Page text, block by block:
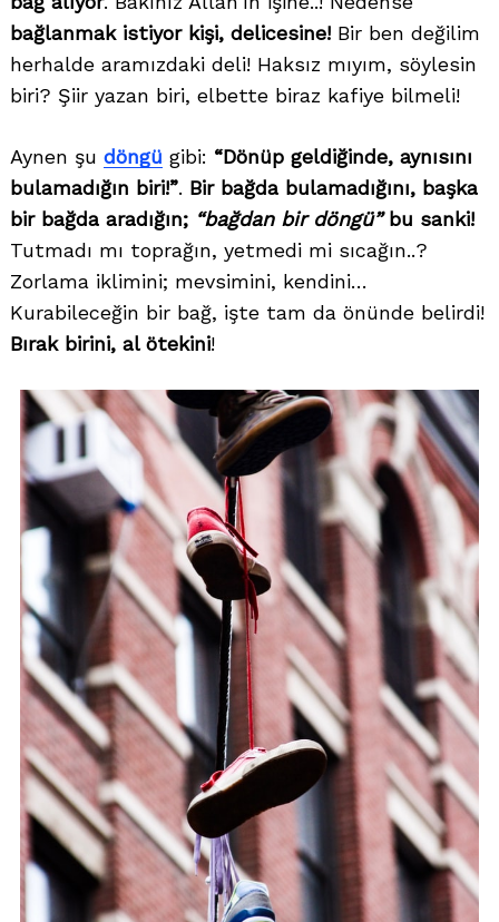
bağlanmak istiyor kişi, delicesine! Bir ben değilim
herhalde aramızdaki deli! Haksız mıyım, söylesin
biri? Şiir yazan biri, elbette biraz kafiye bilmeli!
Aynen şu döngü gibi: “Dönüp geldiğinde, aynısını
bulamadığın biri!”. Bir bağda bulamadığını, başka
bir bağda aradığın; “bağdan bir döngü”bu sanki!
Tutmadı mı toprağın, yetmedi mi sıcağın..?
Zorlama iklimini; mevsimini, kendini…
Kurabileceğin bir bağ, işte tam da önünde belirdi!
Bırak birini, al ötekini!
Search
for: